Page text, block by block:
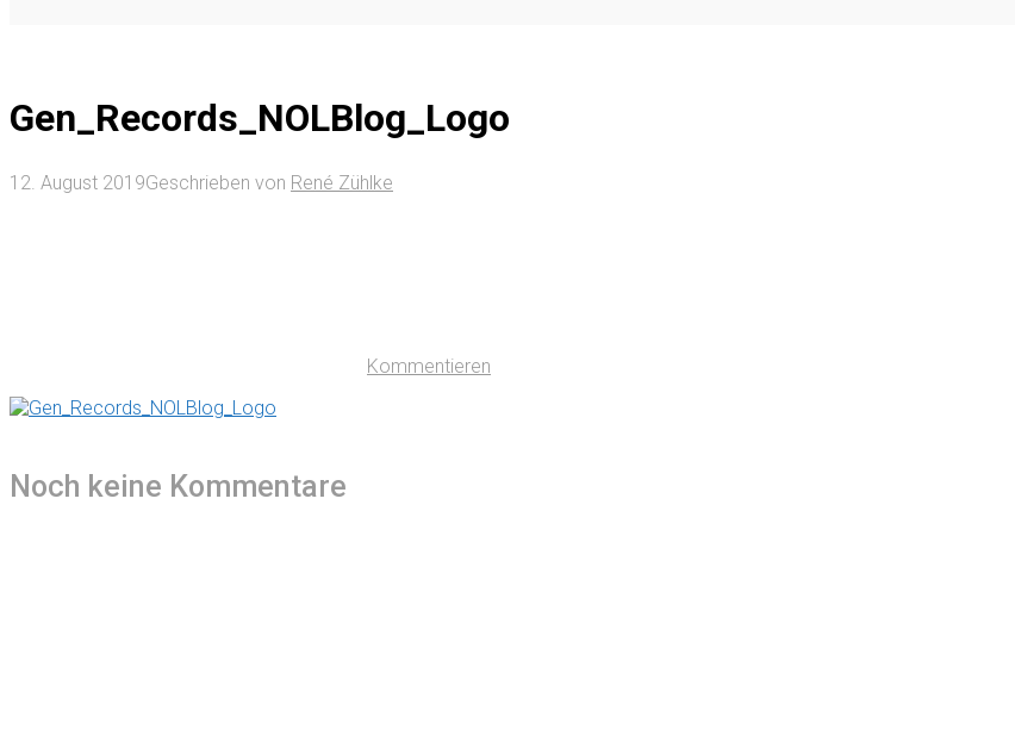
Gen_Records_NOLBlog_Logo
12. August 2019Geschrieben von René Zühlke
Kommentieren
Noch keine Kommentare